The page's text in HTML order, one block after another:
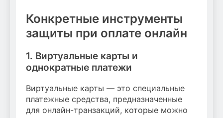
Конкретные инструменты
защиты при оплате онлайн
1. Виртуальные карты и
однократные платежи
Виртуальные карты — это специальные
платежные средства, предназначенные
для онлайн-транзакций, которые можно